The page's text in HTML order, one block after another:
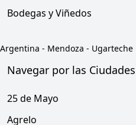
Bodegas y Viñedos
Argentina - Mendoza - Ugarteche
Navegar por las Ciudades
25 de Mayo
Agrelo